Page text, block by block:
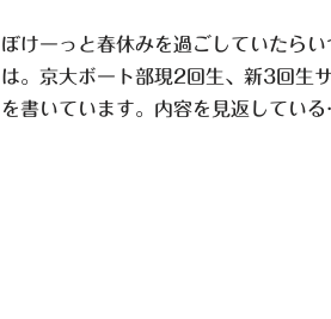
ぼけーっと春休みを過ごしていたら
は。京大ボート部現2回生、新3回生
を書いています。内容を見返してい